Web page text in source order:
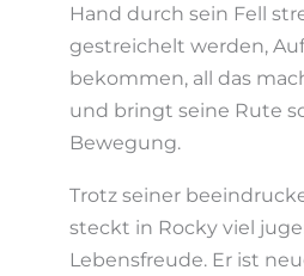
Hand durch sein Fell
gestreichelt werden,
bekommen, all das
und bringt seine Rute
Bewegung.
Trotz seiner
steckt in Rocky viel
Lebensfreude. Er ist